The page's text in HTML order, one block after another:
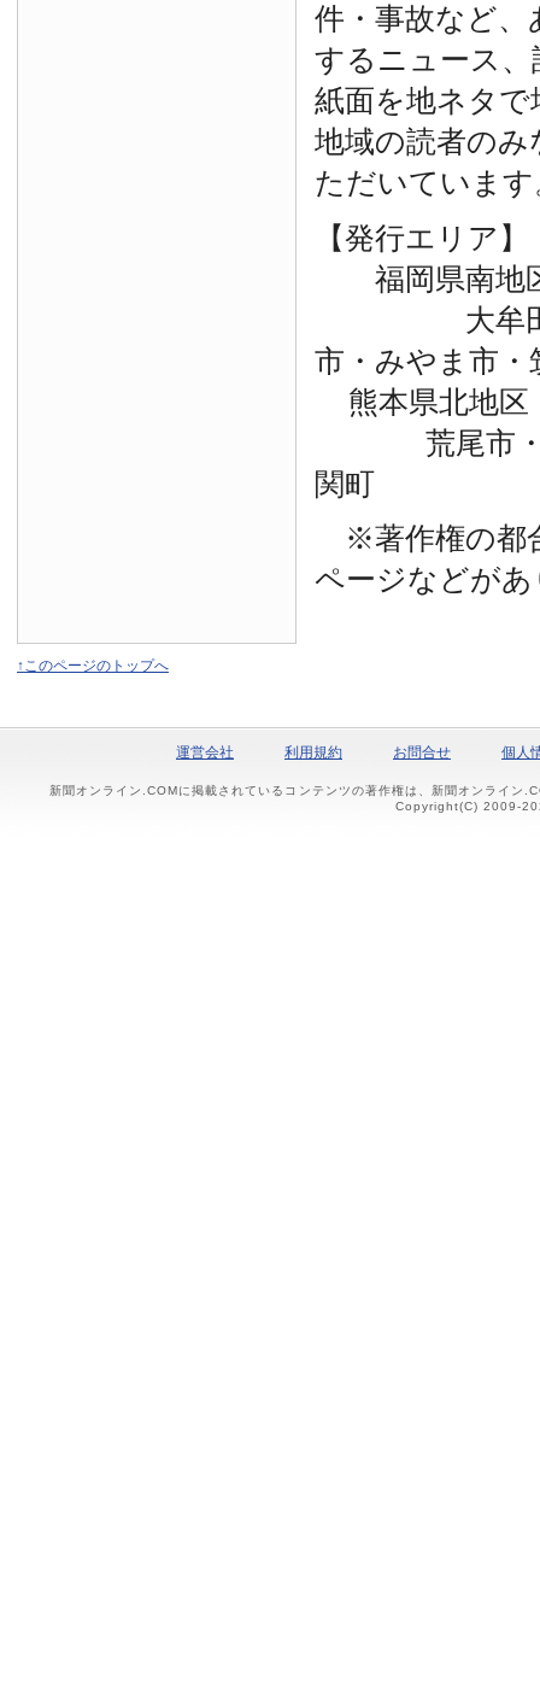
件・事故など
するニュース
紙面を地ネタ
地域の読者の
ただいています
【発行エリア】
福岡県南地
大牟田市
市・みやま市・
熊本県北地区
荒尾市・玉
関町
※著作権の都
ページなどが
↑このページのトップへ
運営会社 利用規約 お問合せ 個人
新聞オンライン.COMに掲載されているコンテンツの著作権は、新聞オンライン
Copyright(C) 2009-